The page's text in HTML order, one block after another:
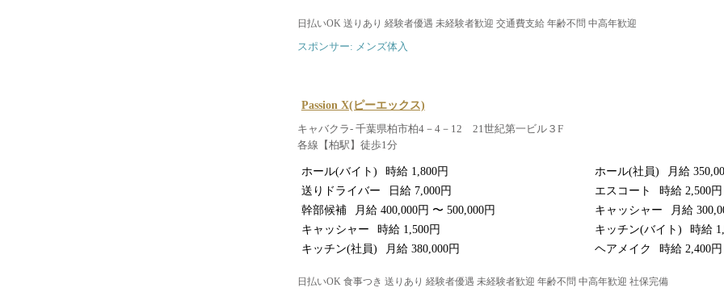
日払いOK 送りあり 経験者優遇 未経験者歓迎 交通費支給 年齢不問 中高年歓迎
スポンサー: メンズ体入
Passion X(ピーエックス)
キャバクラ- 千葉県柏市柏4－4－12 21世紀第一ビル３F
各線【柏駅】徒歩1分
ホール(バイト) 時給 1,800円 ホール(社員)
月給
送りドライバー
日給 7,000円 エスコート
時給 2,500円
幹部候補
月給 400,000円 〜 500,000円 キャッシャー
月給
キャッシャー
時給 1,500円 キッチン(バイト)
時給
キッチン(社員)
月給 380,000円 ヘアメイク 時給 2,400円
日払いOK 食事つき 送りあり 経験者優遇 未経験者歓迎 年齢不問 中高年歓迎 社保完備